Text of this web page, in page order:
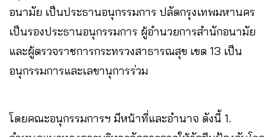
อนามัย เป็นประธานอนุกรรมการ ปลัดกรุงเทพมหานคร
เป็นรองประธานอนุกรรมการ ผู้อํานวยการสำนักอนามัย
และผู้ตรวจราชการกระทรวงสาธารณสุข เขต 13 เป็น
อนุกรรมการและเลขานุการร่วม
โดยคณะอนุกรรมการฯ มีหน้าที่และอำนาจ ดังนี้ 1.